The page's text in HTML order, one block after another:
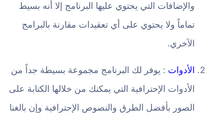
والإضافات التي يحتوي عليها البرنامج إلا أنه بسيط
تماماً ولا يحتوي على أي تعقيدات مقارنة بالبرامج
الآخري.
الأدوات : يوفر لك البرنامج مجموعة بسيطة جداً من
الأدوات الإحترافية التي يمكنك من خلالها الكتابة على
الصور بأفضل الطرق والنصوص الإحترافية وإن بالغنا